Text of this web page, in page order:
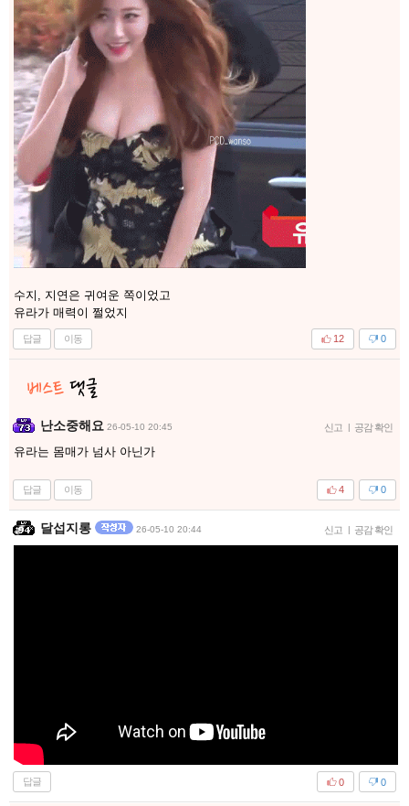
수지, 지연은 귀여운 쪽이었고
유라가 매력이 쩔었지
답글 이동 0
12
난소중해요 26-05-10 20:45 신고 | 공감 확인
유라는 몸매가 넘사 아닌가
답글 이동 0
4
달섭지롱 26-05-10 20:44 신고 | 공감 확인
답글 0
0